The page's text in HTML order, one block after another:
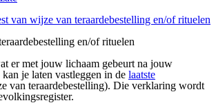
van wijze van teraardebestelling en/of rituelen
en/of rituelen
er met jouw lichaam gebeurt na jouw
je laten vastleggen in de laatste
van teraardebestelling). Die verklaring wordt